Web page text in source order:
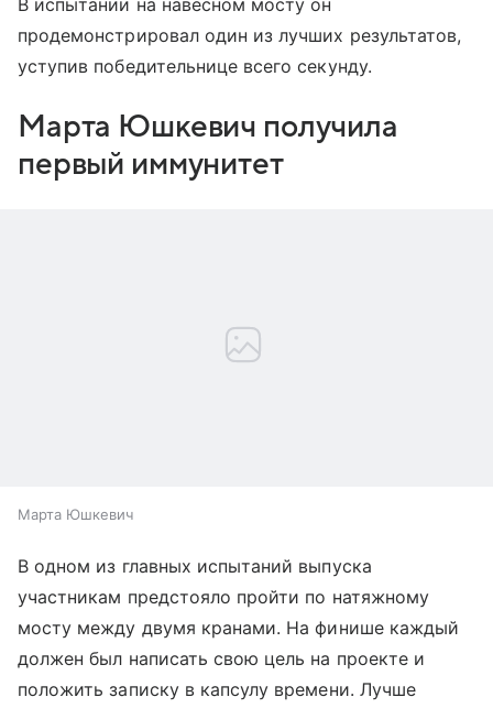
В испытании на навесном мосту он
продемонстрировал один из лучших результатов,
уступив победительнице всего секунду.
Марта Юшкевич получила
первый иммунитет
Марта Юшкевич
В одном из главных испытаний выпуска
участникам предстояло пройти по натяжному
мосту между двумя кранами. На финише каждый
должен был написать свою цель на проекте и
положить записку в капсулу времени. Лучше